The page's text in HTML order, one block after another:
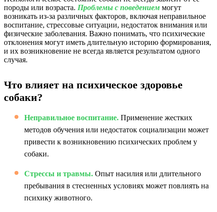
породы или возраста. Проблемы с поведением могут
возникать из-за различных факторов, включая неправильное
воспитание, стрессовые ситуации, недостаток внимания или
физические заболевания. Важно понимать, что психические
отклонения могут иметь длительную историю формирования,
и их возникновение не всегда является результатом одного
случая.
Что влияет на психическое здоровье
собаки?
Неправильное воспитание. Применение жестких
методов обучения или недостаток социализации может
привести к возникновению психических проблем у
собаки.
Стрессы и травмы. Опыт насилия или длительного
пребывания в стесненных условиях может повлиять на
психику животного.